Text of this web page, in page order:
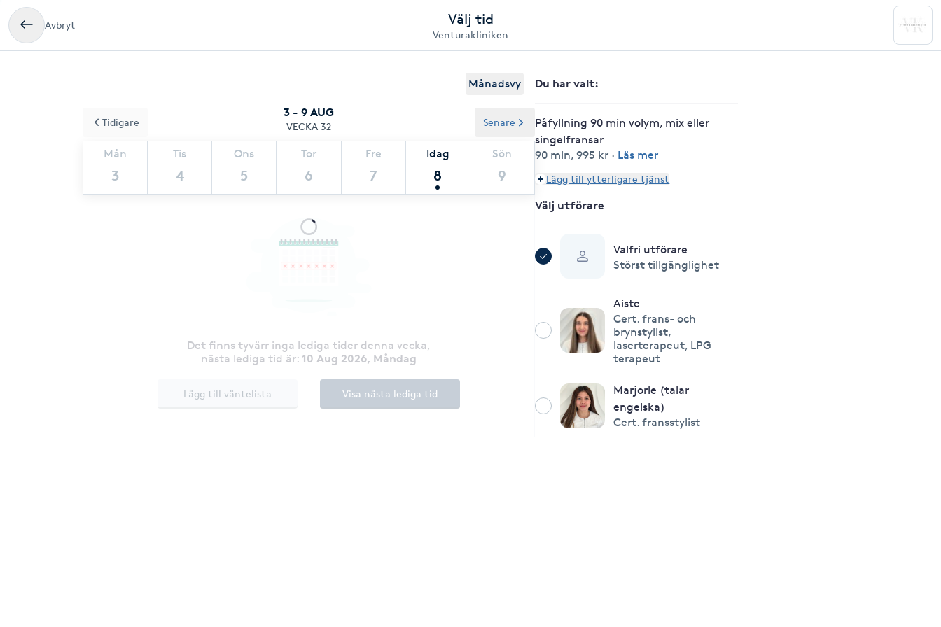
Avbryt Välj tid
Venturakliniken
Månadsvy
3 - 9 AUG
VECKA 32
Mån
3
Tis
4
Ons
5
Tor
6
Fre
7
Idag
8
Sön
9
Tidigare Senare
Det finns tyvärr inga lediga tider denna vecka,
nästa lediga tid är: 10 Aug 2026, Måndag
Lägg till väntelista Visa nästa lediga tid
Du har valt:
Påfyllning 90 min volym, mix eller
singelfransar
90 min,995 kr · Läs mer
Lägg till ytterligare tjänst
Välj utförare
Valfri utförare
Störst tillgänglighet
Aiste
Cert. frans- och
brynstylist,
laserterapeut, LPG
terapeut
Marjorie (talar
engelska)
Cert. fransstylist